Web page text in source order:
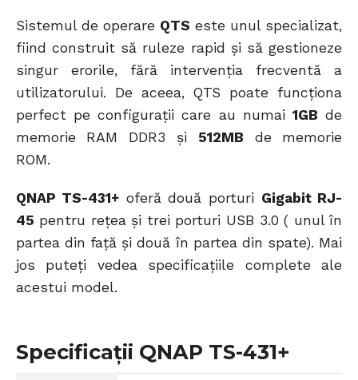
Sistemul de operare QTS este unul specializat,
fiind construit să ruleze rapid și să gestioneze
singur erorile, fără intervenția frecventă a
utilizatorului. De aceea, QTS poate funcționa
perfect pe configurații care au numai1GB de
memorie RAM DDR3 și 512MB de memorie
ROM.
QNAP TS-431+ oferă două porturi Gigabit RJ-
45 pentru rețea și trei porturi USB 3.0 ( unul în
partea din față și două în partea din spate). Mai
jos puteți vedea specificațiile complete ale
acestui model.
Specificații QNAP TS-431+